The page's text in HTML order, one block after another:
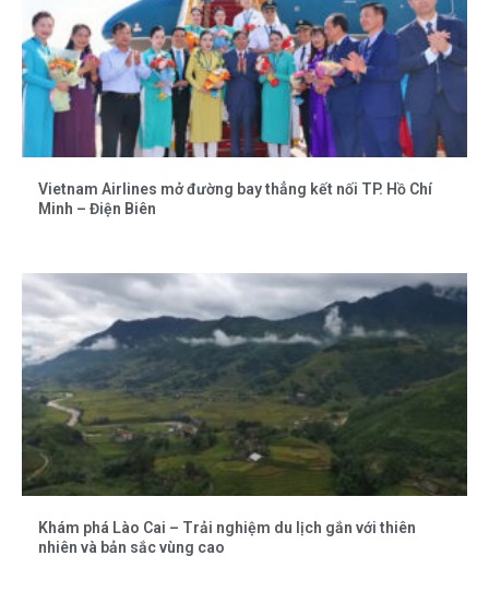
Vietnam Airlines mở đường bay thẳng kết nối TP. Hồ Chí
Minh – Điện Biên
Khám phá Lào Cai – Trải nghiệm du lịch gắn với thiên
nhiên và bản sắc vùng cao